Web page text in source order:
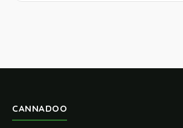
CANNADOO